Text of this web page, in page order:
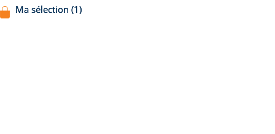
Ma sélection (1)